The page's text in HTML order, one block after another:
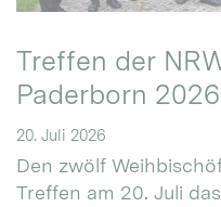
Treffen der
Paderborn 2026
20. Juli 2026
Den zwölf
Treffen am 20. Juli